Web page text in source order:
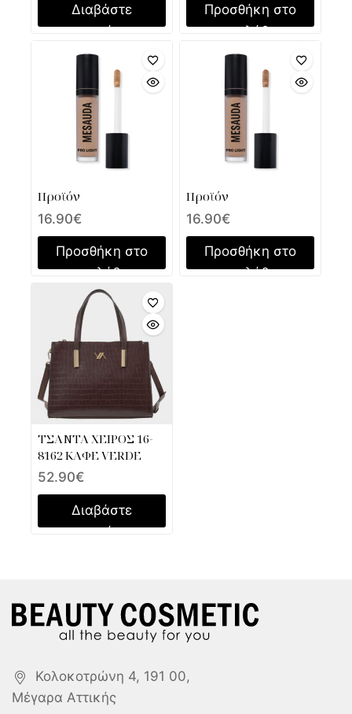
Διαβάστε
περισσότερα
Προσθήκη στο
καλάθι
Προϊόν
16.90€
Προσθήκη στο
καλάθι
Προϊόν
16.90€
Προσθήκη στο
καλάθι
ΤΣΑΝΤΑ ΧΕΙΡΟΣ 16-
8162 ΚΑΦΕ VERDE
52.90€
Διαβάστε
περισσότερα
Κολοκοτρώνη 4, 191 00,
Μέγαρα Αττικής